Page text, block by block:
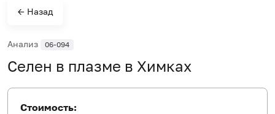
← Назад
Анализ 06-094
Селен в плазме в Химках
Стоимость: